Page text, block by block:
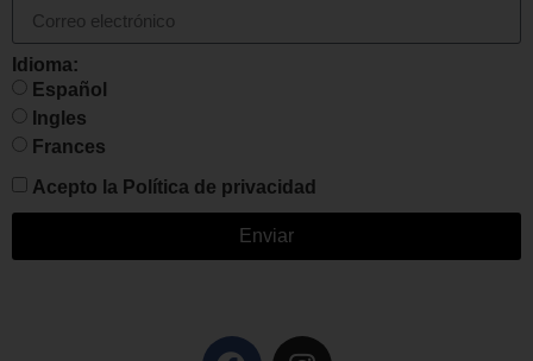
Idioma:
Español
Ingles
Frances
Acepto la Política de privacidad
Enviar